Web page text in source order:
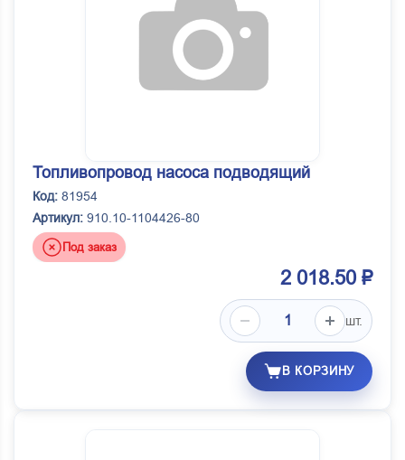
Топливопровод насоса подводящий
Код: 81954
Артикул: 910.10-1104426-80
Под заказ
2 018.50 ₽
шт.
В КОРЗИНУ